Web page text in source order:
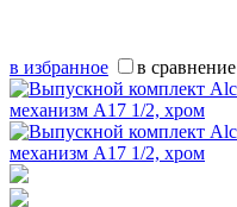
в избранное в сравнение